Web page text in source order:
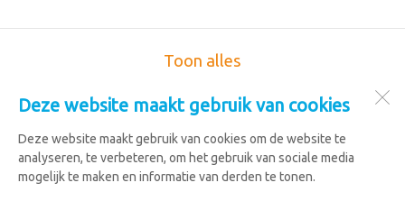
Deze website maakt gebruik van cookies
Deze website maakt gebruik van cookies om de website te
analyseren, te verbeteren, om het gebruik van sociale media
mogelijk te maken en informatie van derden te tonen.
Toon alles
De Verwachting 3
1761 VM Anna Paulowna